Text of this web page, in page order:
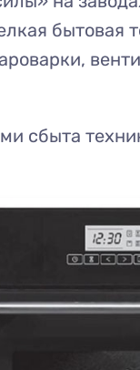
бытовая
сбыта